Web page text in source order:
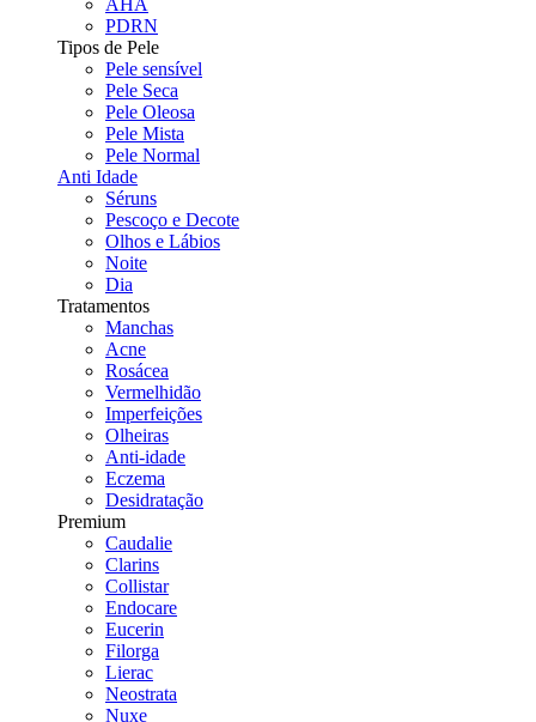
AHA
PDRN
Tipos de Pele
Pele sensível
Pele Seca
Pele Oleosa
Pele Mista
Pele Normal
Anti Idade
Séruns
Pescoço e Decote
Olhos e Lábios
Noite
Dia
Tratamentos
Manchas
Acne
Rosácea
Vermelhidão
Imperfeições
Olheiras
Anti-idade
Eczema
Desidratação
Premium
Caudalie
Clarins
Collistar
Endocare
Eucerin
Filorga
Lierac
Neostrata
Nuxe